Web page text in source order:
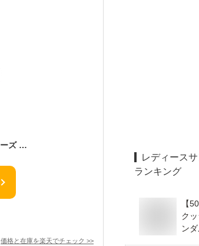
【あす楽】 オフィスサンダル レディース オフィスシューズ ビジネスサンダル ビジネススリッパ 歩きやすい 痛くない 美脚 疲れない 無地 おしゃれ ヒールスリッパ リボン 黒 ブラック G07102210 フォーマル おすすめ
価格と在庫を楽天でチェック >>
レディース
ランキング
【
ク
ン